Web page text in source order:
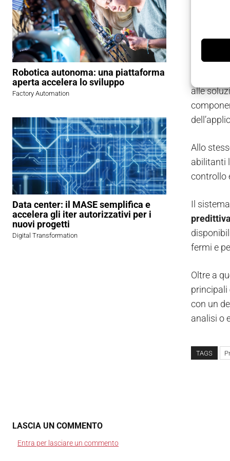
Robotica autonoma: una piattaforma
aperta accelera lo sviluppo
Factory Automation
Data center: il MASE semplifica e
accelera gli iter autorizzativi per i
nuovi progetti
Digital Transformation
grado
alle
Allo
abilitanti
controllo
Il
predittiva
fermi e
Oltre a
principali
con un
analisi o
TAGS
LASCIA UN COMMENTO
Entra per lasciare un commento